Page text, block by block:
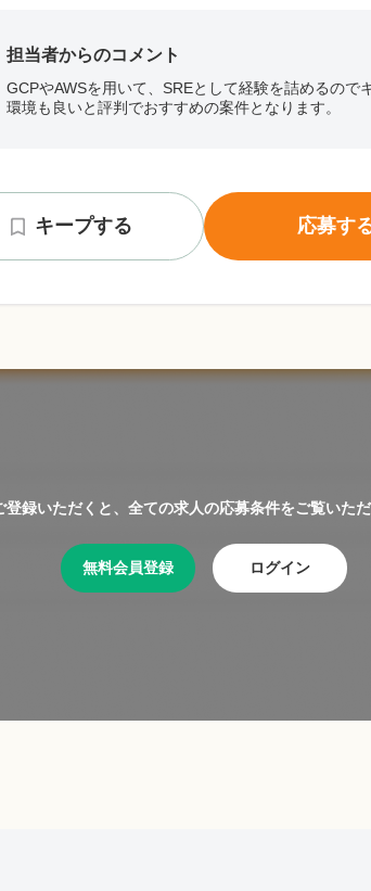
担当者からのコメント
GCPやAWSを用いて、SREとして経験を詰めるので
環境も良いと評判でおすすめの案件となります。
キープする 応募す
登録いただくと、全ての求人の応募条件をご覧いた
無料会員登録 ログイン